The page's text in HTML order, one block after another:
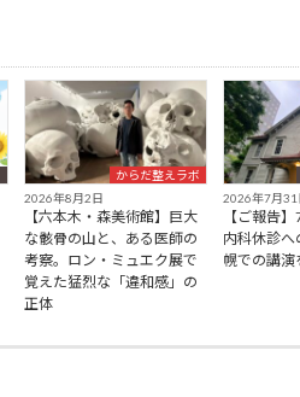
からだ整えラボ
2026年8月2日
【六本木・森美術館】巨大
な骸骨の山と、ある医師の
考察。ロン・ミュエク展で
覚えた猛烈な「違和感」の
正体
2026年7月31
【ご報告
内科休診
幌での講演